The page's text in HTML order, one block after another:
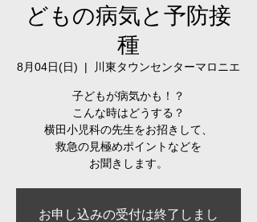
どもの病気と予防接
種
8月04日(日)
  |
川東タウンセンターマロニエ
子どもが病気かも！？
こんな時はどうする？
横田小児科の先生をお招きして、
救急の見極めポイントなどを
お聞きします。
お申し込みの受付は終了しまし